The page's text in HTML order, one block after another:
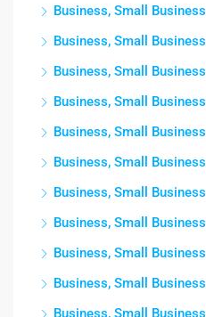
Business, Small Business
Business, Small Business
Business, Small Business
Business, Small Business
Business, Small Business
Business, Small Business
Business, Small Business
Business, Small Business
Business, Small Business
Business, Small Business
Business, Small Business